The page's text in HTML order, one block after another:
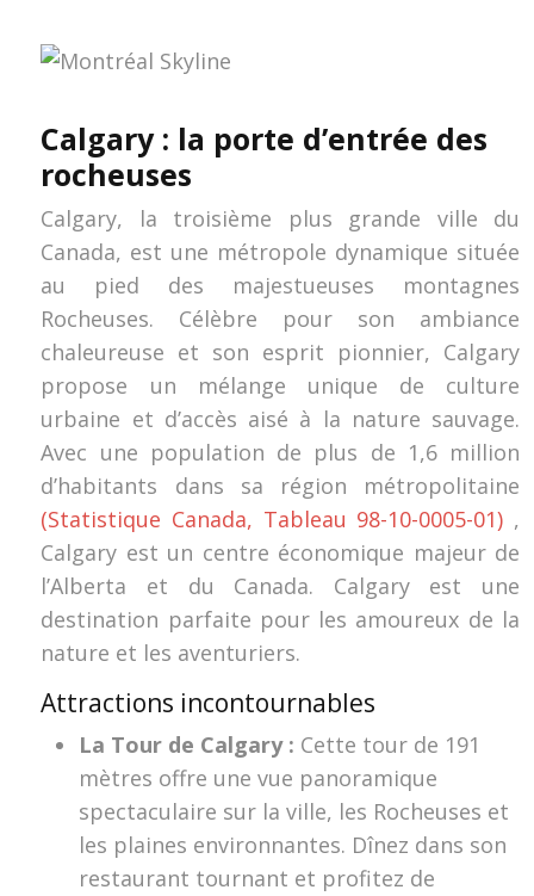
Calgary : la porte d’entrée des
rocheuses
Calgary, la troisième plus grande ville du
Canada, est une métropole dynamique située
au pied des majestueuses montagnes
Rocheuses. Célèbre pour son ambiance
chaleureuse et son esprit pionnier, Calgary
propose un mélange unique de culture
urbaine et d’accès aisé à la nature sauvage.
Avec une population de plus de 1,6 million
d’habitants dans sa région métropolitaine
(Statistique Canada, Tableau 98-10-0005-01) ,
Calgary est un centre économique majeur de
l’Alberta et du Canada. Calgary est une
destination parfaite pour les amoureux de la
nature et les aventuriers.
Attractions incontournables
La Tour de Calgary : Cette tour de 191
mètres offre une vue panoramique
spectaculaire sur la ville, les Rocheuses et
les plaines environnantes. Dînez dans son
restaurant tournant et profitez de